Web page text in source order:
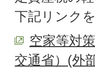
下記リンク
空家等対
交通省）(外